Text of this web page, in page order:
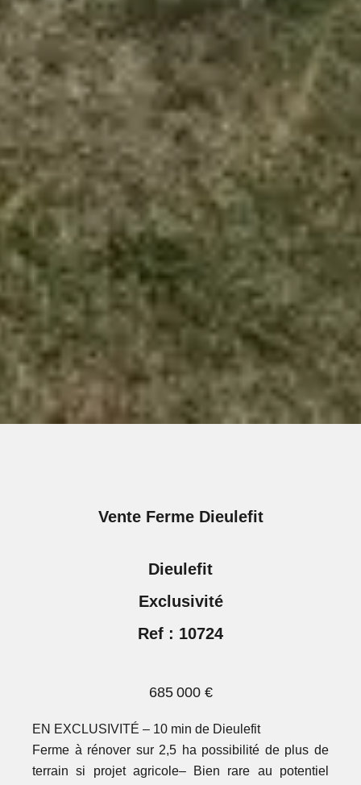
Vente Ferme Dieulefit
Dieulefit
Exclusivité
Ref : 10724
685 000 €
EN EXCLUSIVITÉ – 10 min de Dieulefit
Ferme à rénover sur 2,5 ha possibilité de plus de
terrain si projet agricole– Bien rare au potentiel